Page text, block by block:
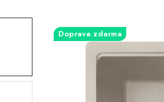
Doprava zdarma